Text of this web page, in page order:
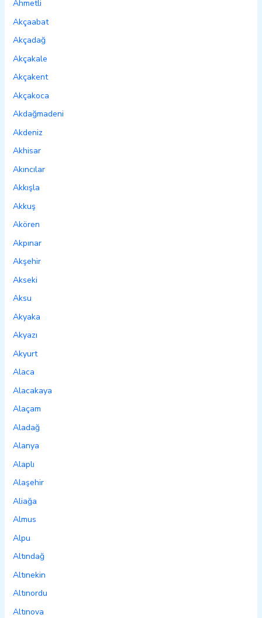
Ahmetli
Akçaabat
Akçadağ
Akçakale
Akçakent
Akçakoca
Akdağmadeni
Akdeniz
Akhisar
Akıncılar
Akkışla
Akkuş
Akören
Akpınar
Akşehir
Akseki
Aksu
Akyaka
Akyazı
Akyurt
Alaca
Alacakaya
Alaçam
Aladağ
Alanya
Alaplı
Alaşehir
Aliağa
Almus
Alpu
Altındağ
Altınekin
Altınordu
Altınova